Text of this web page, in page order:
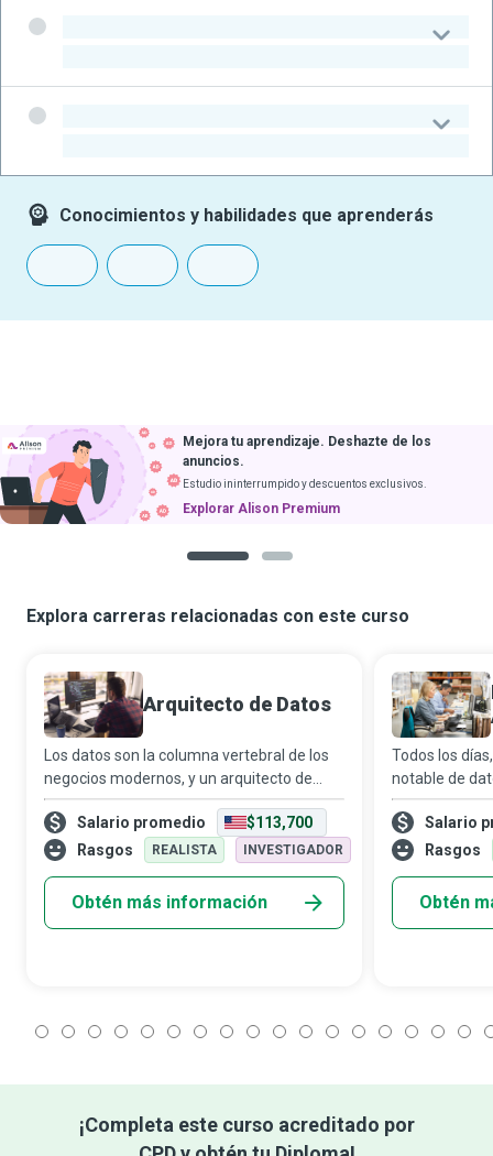
Conocimientos y habilidades que aprenderás
Mejora tu aprendizaje. Deshazte de los
anuncios.
Estudio ininterrumpido y descuentos exclusivos.
Explorar Alison Premium
Explora carreras relacionadas con este curso
Arquitecto de Datos
Los datos son la columna vertebral de los
negocios modernos, y un arquitecto de
datos es un experto que diseña un plan
personalizado para la gestión de datos de
una organización. La arquitectura de da
Salario promedio
$113,700
Rasgos
REALISTA INVESTIGADOR
Obtén más información
Todos los
notable de
desde los
usamos
informáticas
Salario
Rasgos
Obtén
¡Completa este curso acreditado por